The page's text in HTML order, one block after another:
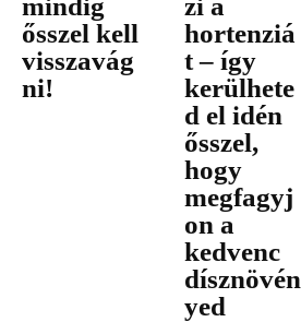
mindig
ősszel kell
visszavág
ni!
zi a
hortenziá
t – így
kerülhete
d el idén
ősszel,
hogy
megfagyj
on a
kedvenc
dísznövén
yed